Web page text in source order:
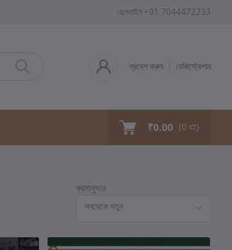
হেল্পলাইন +91 7044472233
প্রবেশ করুন রেজিস্ট্রেশান
₹0.00 (0 বই)
ক্রমানুসার
সবথেকে নতুন